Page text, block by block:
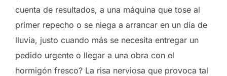
cuenta de resultados, a una máquina que tose al
primer repecho o se niega a arrancar en un día de
lluvia, justo cuando más se necesita entregar un
pedido urgente o llegar a una obra con el
hormigón fresco? La risa nerviosa que provoca tal